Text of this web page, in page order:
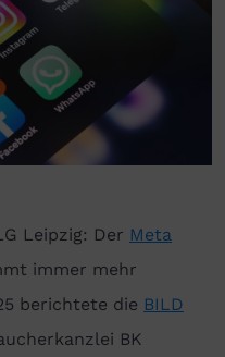
Leipzig: Der Meta
immer mehr
berichtete die BILD
BK